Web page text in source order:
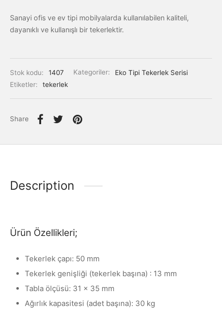
Sanayi ofis ve ev tipi mobilyalarda kullanılabilen kaliteli,
dayanıklı ve kullanışlı bir tekerlektir.
Stok kodu: 1407 Kategoriler:
Eko Tipi Tekerlek Serisi
Etiketler:
tekerlek
Share
Description
Ürün Özellikleri;
Tekerlek çapı: 50 mm
Tekerlek genişliği (tekerlek başına) : 13 mm
Tabla ölçüsü: 31 x 35 mm
Ağırlık kapasitesi (adet başına): 30 kg